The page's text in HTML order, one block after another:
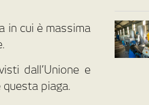
in cui è massima
dall’Unione e
piaga.